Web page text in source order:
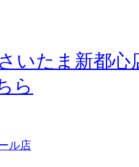
いたま新都心
ら
ル店